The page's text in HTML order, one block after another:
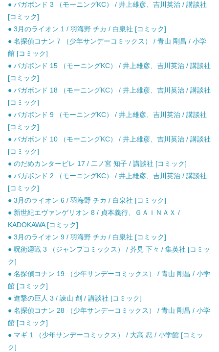
● バガボンド 3 （モーニングKC） / 井上雄彦、吉川英治 / 講談社
[コミック]
● 3月のライオン 1 / 羽海野 チカ / 白泉社 [コミック]
● 名探偵コナン 7 （少年サンデーコミックス） / 青山 剛昌 / 小学
館 [コミック]
● バガボンド 15 （モーニングKC） / 井上雄彦、吉川英治 / 講談社
[コミック]
● バガボンド 18 （モーニングKC） / 井上雄彦、吉川英治 / 講談社
[コミック]
● バガボンド 9 （モーニングKC） / 井上雄彦、吉川英治 / 講談社
[コミック]
● バガボンド 10 （モーニングKC） / 井上雄彦、吉川英治 / 講談社
[コミック]
● のだめカンタービレ 17 / 二ノ宮 知子 / 講談社 [コミック]
● バガボンド 2 （モーニングKC） / 井上雄彦、吉川英治 / 講談社
[コミック]
● 3月のライオン 6 / 羽海野 チカ / 白泉社 [コミック]
● 新世紀エヴァンゲリオン 8 / 貞本義行、ＧＡＩＮＡＸ /
KADOKAWA [コミック]
● 3月のライオン 9 / 羽海野 チカ / 白泉社 [コミック]
● 呪術廻戦 3 （ジャンプコミックス） / 芥見 下々 / 集英社 [コミッ
ク]
● 名探偵コナン 19 （少年サンデーコミックス） / 青山 剛昌 / 小学
館 [コミック]
● 進撃の巨人 3 / 諫山 創 / 講談社 [コミック]
● 名探偵コナン 28 （少年サンデーコミックス） / 青山 剛昌 / 小学
館 [コミック]
● マギ 1 （少年サンデーコミックス） / 大高 忍 / 小学館 [コミッ
ク]